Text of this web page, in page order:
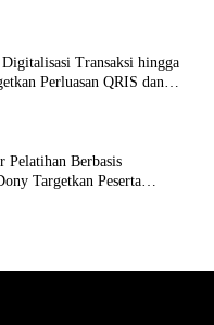
Transaksi hingga
Perluasan QRIS dan
Pelatihan Berbasis
Targetkan Peserta